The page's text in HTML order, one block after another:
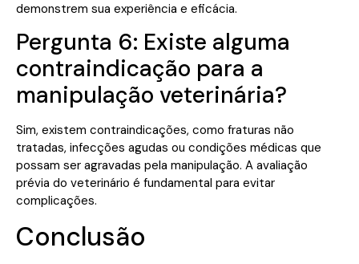
demonstrem sua experiência e eficácia.
Pergunta 6: Existe alguma
contraindicação para a
manipulação veterinária?
Sim, existem contraindicações, como fraturas não
tratadas, infecções agudas ou condições médicas que
possam ser agravadas pela manipulação. A avaliação
prévia do veterinário é fundamental para evitar
complicações.
Conclusão